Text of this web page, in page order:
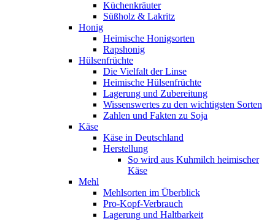
Küchenkräuter
Süßholz & Lakritz
Honig
Heimische Honigsorten
Rapshonig
Hülsenfrüchte
Die Vielfalt der Linse
Heimische Hülsenfrüchte
Lagerung und Zubereitung
Wissenswertes zu den wichtigsten Sorten
Zahlen und Fakten zu Soja
Käse
Käse in Deutschland
Herstellung
So wird aus Kuhmilch heimischer
Käse
Mehl
Mehlsorten im Überblick
Pro-Kopf-Verbrauch
Lagerung und Haltbarkeit